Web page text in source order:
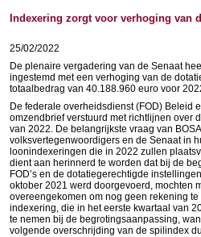
Indexering zorgt voor verhoging van
25/02/2022
De plenaire vergadering van de Senaat
ingestemd met een verhoging van de
totaalbedrag van 40.188.960 euro voor
De federale overheidsdienst (FOD) Beleid
omzendbrief verstuurd met richtlijnen over
van 2022. De belangrijkste vraag van
volksvertegenwoordigers en de Senaat in
loonindexeringen die in 2022 zullen
dient aan herinnerd te worden dat bij de
FOD’s en de dotatiegerechtigde
oktober 2021 werd doorgevoerd, mochten
overeengekomen om nog geen rekening
indexering, die in het eerste kwartaal van
te nemen bij de begrotingsaanpassing,
volgende overschrijding van de spilindex